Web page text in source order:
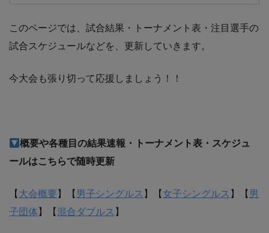
このページでは、試合結果・トーナメント表・注目選手の
試合スケジュールなどを、更新していきます。
今大会も張り切って応援しましょう！！
概要や各種目の結果速報・トーナメント表・スケジュ
ールはこちらで随時更新
【 大会概要 】【 男子シングルス 】【女子シングルス 】【 男
子団体 】【混合ダブルス 】